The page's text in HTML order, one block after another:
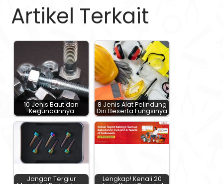
Artikel Terkait
10 Jenis Baut dan
Kegunaannya
8 Jenis Alat Pelindung
Diri Beserta Fungsinya
Jangan Tergiur Lengkap! Kenali 20